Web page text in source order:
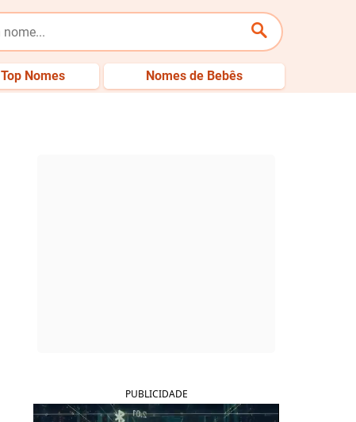
Top Nomes Nomes de Bebês
PUBLICIDADE